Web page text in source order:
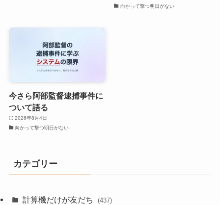
向かって撃つ明日がない
今さら阿部監督逮捕事件に
ついて語る
2026年8月4日
向かって撃つ明日がない
カテゴリー
計算機だけが友だち (437)